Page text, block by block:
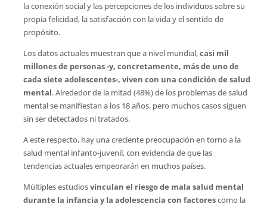
la conexión social y las percepciones de los individuos sobre su
propia felicidad, la satisfacción con la vida y el sentido de
propósito.
Los datos actuales muestran que a nivel mundial,casi mil
millones de personas -y, concretamente, más de uno de
cada siete adolescentes-, viven con una condición de salud
mental. Alrededor de la mitad (48%) de los problemas de salud
mental se manifiestan a los 18 años, pero muchos casos siguen
sin ser detectados ni tratados.
A este respecto, hay una creciente preocupación en torno a la
salud mental infanto-juvenil, con evidencia de que las
tendencias actuales empeorarán en muchos países.
Múltiples estudiosvinculan el riesgo de mala salud mental
durante la infancia y la adolescencia con factorescomo la